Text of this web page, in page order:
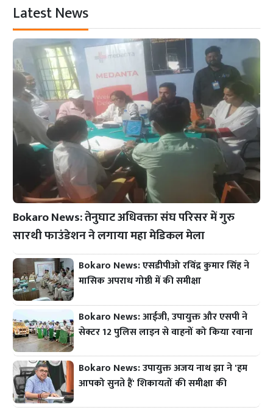
Latest News
Bokaro News: तेनुघाट अधिवक्ता संघ परिसर में गुरु
सारथी फाउंडेशन ने लगाया महा मेडिकल मेला
Bokaro News: एसडीपीओ रविंद्र कुमार सिंह ने
मासिक अपराध गोष्ठी में की समीक्षा
Bokaro News: आईजी, उपायुक्त और एसपी ने
सेक्टर 12 पुलिस लाइन से वाहनों को किया रवाना
Bokaro News: उपायुक्त अजय नाथ झा ने 'हम
आपको सुनते हैं' शिकायतों की समीक्षा की